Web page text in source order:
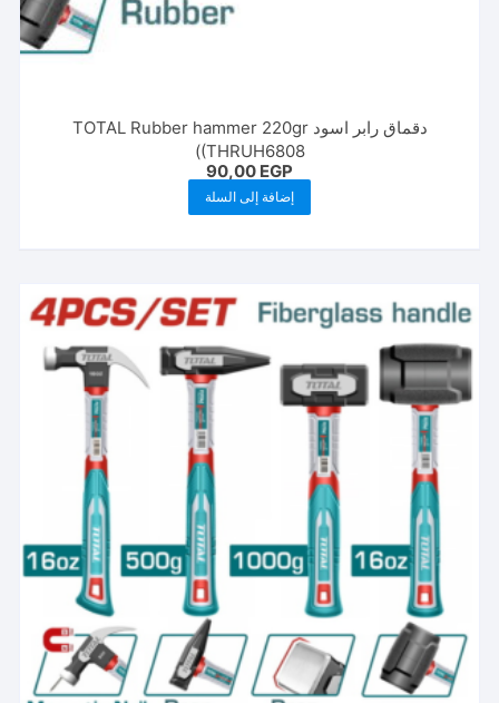
دقماق رابر اسود TOTAL Rubber hammer 220gr
(THRUH6808)
90,00 EGP
إضافة إلى السلة